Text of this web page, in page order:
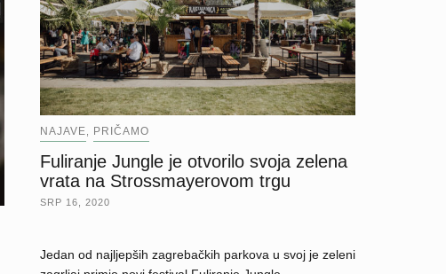
NAJAVE PRIČAMO
Fuliranje Jungle je otvorilo svoja zelena
vrata na Strossmayerovom trgu
SRP 16, 2020
Jedan od najljepših zagrebačkih parkova u svoj je zeleni